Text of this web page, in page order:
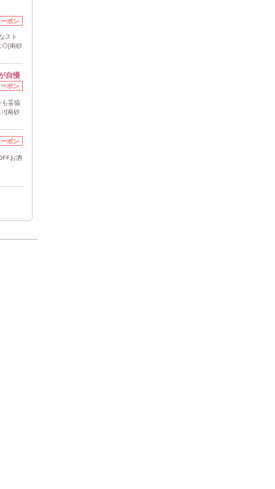
ポン
スト
◎[南砂
自慢
ポン
も妥協
![南砂
ポン
お洒